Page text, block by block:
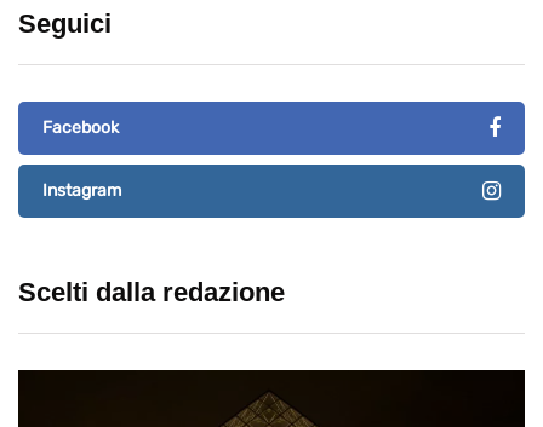
Seguici
Facebook
Instagram
Scelti dalla redazione